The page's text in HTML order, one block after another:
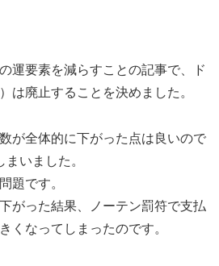
運要素を減らすことの記事で、ド
は廃止することを決めました。
が全体的に下がった点は良いので
いました。
題です。
がった結果、ノーテン罰符で支払
くなってしまったのです。